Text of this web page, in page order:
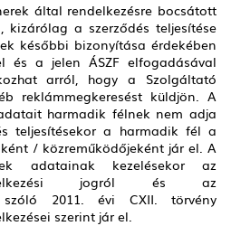
által rendelkezésre bocsátott
a szerződés teljesítése
későbbi bizonyítása érdekében
és a jelen ÁSZF elfogadásával
arról, hogy a Szolgáltató
reklámmegkeresést küldjön. A
harmadik félnek nem adja
teljesítésekor a harmadik fél a
/ közreműködőjeként jár el. A
adatainak kezelésekor az
jogról és az
szóló 2011. évi CXII. törvény
szerint jár el.